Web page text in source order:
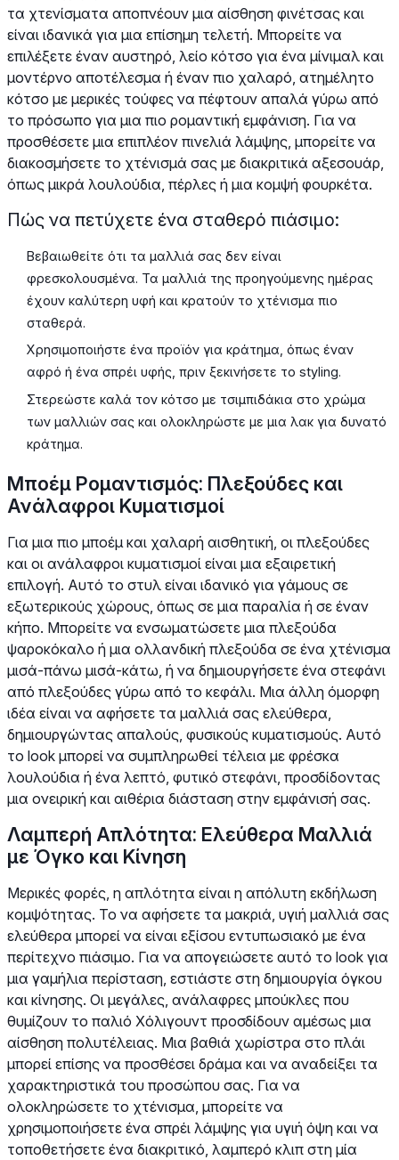
τα χτενίσματα αποπνέουν μια αίσθηση φινέτσας και
είναι ιδανικά για μια επίσημη τελετή. Μπορείτε να
επιλέξετε έναν αυστηρό, λείο κότσο για ένα μίνιμαλ και
μοντέρνο αποτέλεσμα ή έναν πιο χαλαρό, ατημέλητο
κότσο με μερικές τούφες να πέφτουν απαλά γύρω από
το πρόσωπο για μια πιο ρομαντική εμφάνιση. Για να
προσθέσετε μια επιπλέον πινελιά λάμψης, μπορείτε να
διακοσμήσετε το χτένισμά σας με διακριτικά αξεσουάρ,
όπως μικρά λουλούδια, πέρλες ή μια κομψή φουρκέτα.
Πώς να πετύχετε ένα σταθερό πιάσιμο:
Βεβαιωθείτε ότι τα μαλλιά σας δεν είναι
φρεσκολουσμένα. Τα μαλλιά της προηγούμενης ημέρας
έχουν καλύτερη υφή και κρατούν το χτένισμα πιο
σταθερά.
Χρησιμοποιήστε ένα προϊόν για κράτημα, όπως έναν
αφρό ή ένα σπρέι υφής, πριν ξεκινήσετε το styling.
Στερεώστε καλά τον κότσο με τσιμπιδάκια στο χρώμα
των μαλλιών σας και ολοκληρώστε με μια λακ για δυνατό
κράτημα.
Μποέμ Ρομαντισμός: Πλεξούδες και
Ανάλαφροι Κυματισμοί
Για μια πιο μποέμ και χαλαρή αισθητική, οι πλεξούδες
και οι ανάλαφροι κυματισμοί είναι μια εξαιρετική
επιλογή. Αυτό το στυλ είναι ιδανικό για γάμους σε
εξωτερικούς χώρους, όπως σε μια παραλία ή σε έναν
κήπο. Μπορείτε να ενσωματώσετε μια πλεξούδα
ψαροκόκαλο ή μια ολλανδική πλεξούδα σε ένα χτένισμα
μισά-πάνω μισά-κάτω, ή να δημιουργήσετε ένα στεφάνι
από πλεξούδες γύρω από το κεφάλι. Μια άλλη όμορφη
ιδέα είναι να αφήσετε τα μαλλιά σας ελεύθερα,
δημιουργώντας απαλούς, φυσικούς κυματισμούς. Αυτό
το look μπορεί να συμπληρωθεί τέλεια με φρέσκα
λουλούδια ή ένα λεπτό, φυτικό στεφάνι, προσδίδοντας
μια ονειρική και αιθέρια διάσταση στην εμφάνισή σας.
Λαμπερή Απλότητα: Ελεύθερα Μαλλιά
με Όγκο και Κίνηση
Μερικές φορές, η απλότητα είναι η απόλυτη εκδήλωση
κομψότητας. Το να αφήσετε τα μακριά, υγιή μαλλιά σας
ελεύθερα μπορεί να είναι εξίσου εντυπωσιακό με ένα
περίτεχνο πιάσιμο. Για να απογειώσετε αυτό το look για
μια γαμήλια περίσταση, εστιάστε στη δημιουργία όγκου
και κίνησης. Οι μεγάλες, ανάλαφρες μπούκλες που
θυμίζουν το παλιό Χόλιγουντ προσδίδουν αμέσως μια
αίσθηση πολυτέλειας. Μια βαθιά χωρίστρα στο πλάι
μπορεί επίσης να προσθέσει δράμα και να αναδείξει τα
χαρακτηριστικά του προσώπου σας. Για να
ολοκληρώσετε το χτένισμα, μπορείτε να
χρησιμοποιήσετε ένα σπρέι λάμψης για υγιή όψη και να
τοποθετήσετε ένα διακριτικό, λαμπερό κλιπ στη μία